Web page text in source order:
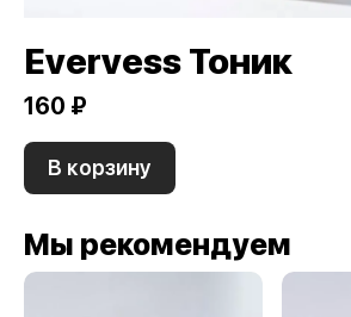
Evervess Тоник
160 ₽
В корзину
Мы рекомендуем